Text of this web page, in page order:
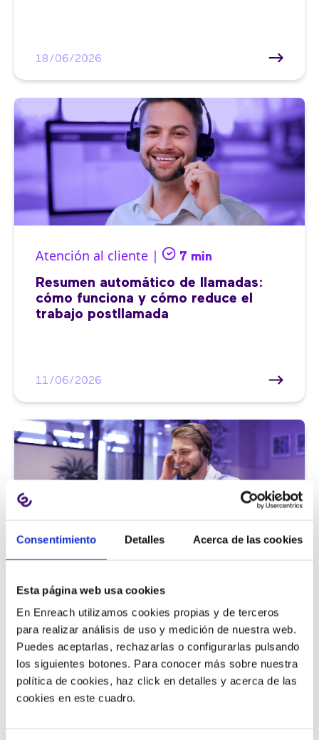
Consentimiento Detalles Acerca de las cookies
Esta página web usa cookies
En Enreach utilizamos cookies propias y de terceros
para realizar análisis de uso y medición de nuestra web.
Puedes aceptarlas, rechazarlas o configurarlas pulsando
los siguientes botones. Para conocer más sobre nuestra
política de cookies, haz click en detalles y acerca de las
cookies en este cuadro.
18/06/2026
Atención al cliente | 7 min
Resumen automático de llamadas:
cómo funciona y cómo reduce el
trabajo postllamada
11/06/2026
9 métricas de call center para medir
la satisfacción del cliente
11/06/2026